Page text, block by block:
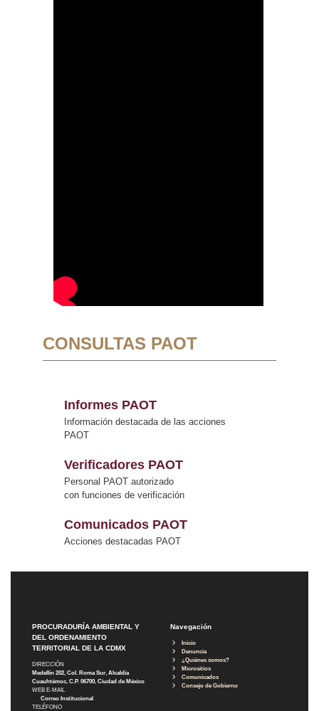
CONSULTAS PAOT
Informes PAOT
Información destacada de las acciones
PAOT
Verificadores PAOT
Personal PAOT autorizado
con funciones de verificación
Comunicados PAOT
Acciones destacadas PAOT
PROCURADURÍA AMBIENTAL Y
DEL ORDENAMIENTO
TERRITORIAL DE LA CDMX
DIRECCIÓN
Medellín 202, Col. Roma Sur, Alcaldía
Cuauhtémoc, C.P. 06700, Ciudad de México
WEB E-MAIL
Correo Institucional
TELÉFONO
Navegación
Inicio
Denuncia
¿Quiénes somos?
Micrositios
Comunicados
Consejo de Gobierno